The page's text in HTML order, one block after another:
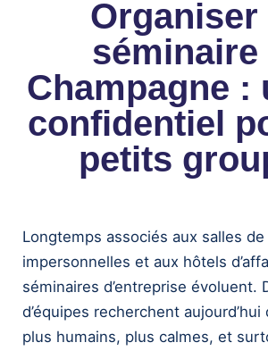
Organiser
séminaire
Champagne :
confidentiel
petits
Longtemps associés aux salles
impersonnelles et aux hôtels
séminaires d’entreprise évoluent.
d’équipes recherchent
plus humains, plus calmes, et